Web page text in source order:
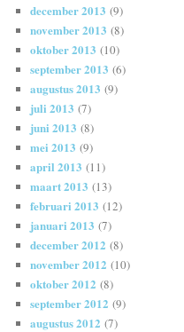
december 2013 (9)
november 2013 (8)
oktober 2013 (10)
september 2013 (6)
augustus 2013 (9)
juli 2013 (7)
juni 2013 (8)
mei 2013 (9)
april 2013 (11)
maart 2013 (13)
februari 2013 (12)
januari 2013 (7)
december 2012 (8)
november 2012 (10)
oktober 2012 (8)
september 2012 (9)
augustus 2012 (7)